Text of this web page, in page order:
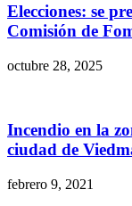
Elecciones: se
Comisión de
octubre 28, 2025
Incendio en la
ciudad de
febrero 9, 2021